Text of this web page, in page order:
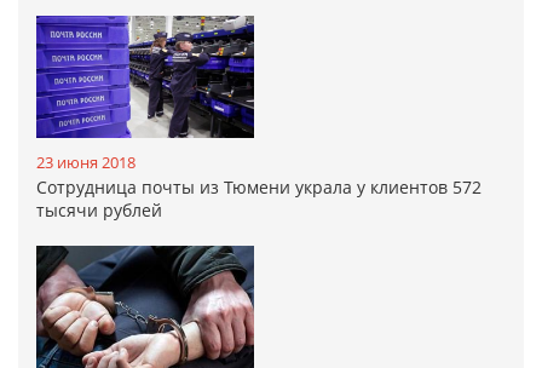
23 июня 2018
Сотрудница почты из Тюмени украла у клиентов 572
тысячи рублей